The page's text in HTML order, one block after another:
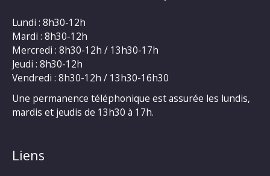
Lundi : 8h30-12h
Mardi : 8h30-12h
Mercredi : 8h30-12h / 13h30-17h
Jeudi : 8h30-12h
Vendredi : 8h30-12h / 13h30-16h30
Une permanence téléphonique est assurée les lundis,
mardis et jeudis de 13h30 à 17h.
Liens